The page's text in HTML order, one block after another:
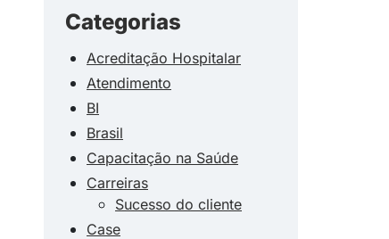
Categorias
Acreditação Hospitalar
Atendimento
BI
Brasil
Capacitação na Saúde
Carreiras
Sucesso do cliente
Case